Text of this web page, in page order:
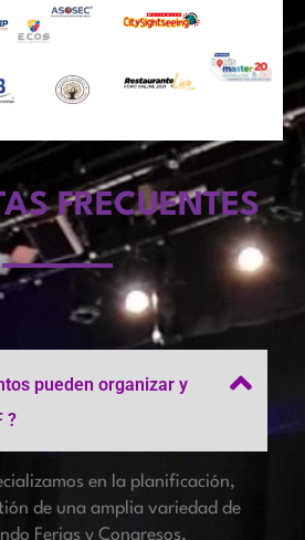
FRECUENTES
pueden organizar y
?
en la planificación,
de una amplia variedad de
Ferias y Congresos,